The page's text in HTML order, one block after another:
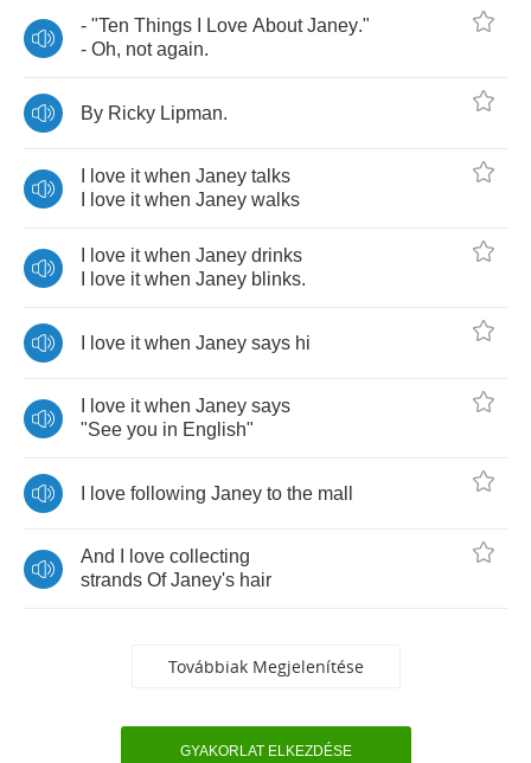
- "Ten Things Love About Janey."
- Oh, not again.
By Ricky Lipman.
love it when Janey talks
love it when Janey walks
love it when Janey drinks
love it when Janey blinks.
love it when Janey says hi
love it when Janey says
"See you in English"
love following Janey to the mall
And love collecting
strands Of Janey's hair
Továbbiak Megjelenítése
GYAKORLAT ELKEZDÉSE